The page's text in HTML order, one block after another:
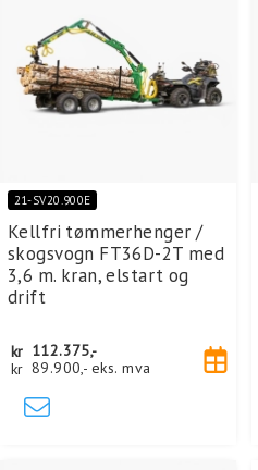
21-SV20.900E
Kellfri tømmerhenger /
skogsvogn FT36D-2T med
3,6 m. kran, elstart og
drift
kr 112.375,-
kr 89.900,- eks. mva